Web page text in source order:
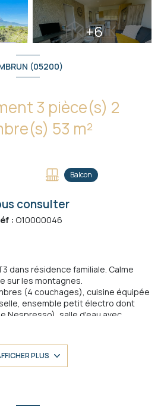
+6
(05200)
2
chambre(s) 53 m²
Balcon
consulter
: O10000046
dans résidence familiale. Calme
sur les montagnes.
(4 couchages), cuisine équipée
ensemble petit électro dont
Nespresso), salle d'eau avec
sportifs.
aux stations de ski des Orres
PLUS